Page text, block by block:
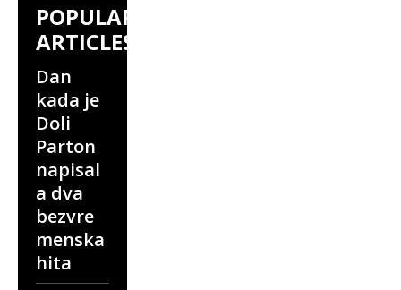
POPULAR
ARTICLES
Dan
kada je
Doli
Parton
napisal
a dva
bezvre
menska
hita